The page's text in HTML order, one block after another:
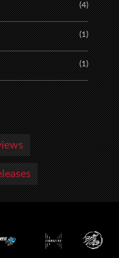
(4)
(1)
(1)